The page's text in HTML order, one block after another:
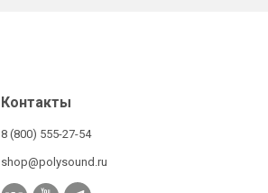
Контакты
8 (800) 555-27-54
shop@polysound.ru